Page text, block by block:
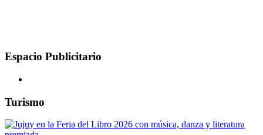
Espacio Publicitario
Turismo